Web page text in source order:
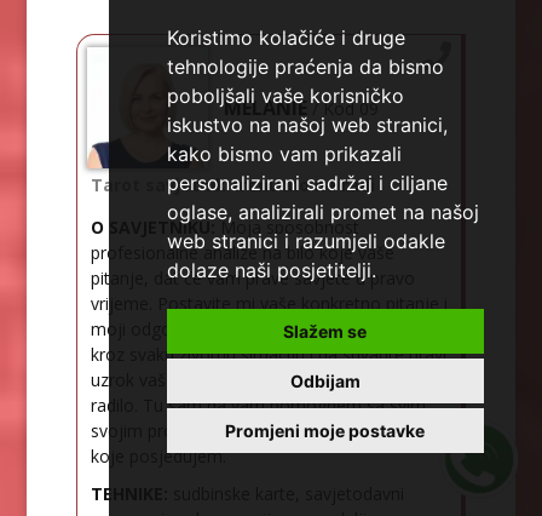
Koristimo kolačiće i druge
tehnologije praćenja da bismo
poboljšali vaše korisničko
iskustvo na našoj web stranici,
kako bismo vam prikazali
personalizirani sadržaj i ciljane
oglase, analizirali promet na našoj
web stranici i razumjeli odakle
dolaze naši posjetitelji.
Slažem se
Odbijam
Promjeni moje postavke
MELANIE / Kod 09
Tarot savjetnik trenutno ne radi
O SAVJETNIKU: Moja sposobnost
profesionalne analize na bilo koje vaše
pitanje, dat će vam prave savjete u pravo
vrijeme. Postavite mi vaše konkretno pitanje i
moji odgovori pomoći će vam da prođete
kroz svaku životnu situaciju i da shvatite pravi
uzrok vašeg problema, bez obzira o čemu se
radilo. Tu sam da vam pomognem sa svim
svojim profesionalnim znanjem i iskustvom
koje posjedujem.
TEHNIKE: